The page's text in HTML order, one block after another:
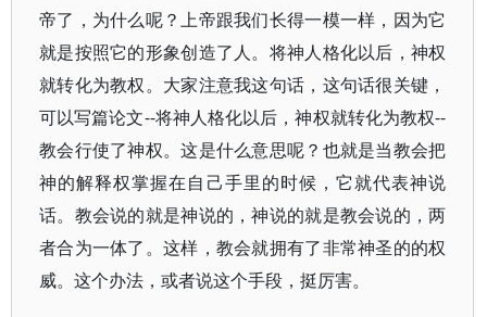
帝了，为什么呢？上帝跟我们长得一模一样，因为它
就是按照它的形象创造了人。将神人格化以后，神权
就转化为教权。大家注意我这句话，这句话很关键，
可以写篇论文--将神人格化以后，神权就转化为教权--
教会行使了神权。这是什么意思呢？也就是当教会把
神的解释权掌握在自己手里的时候，它就代表神说
话。教会说的就是神说的，神说的就是教会说的，两
者合为一体了。这样，教会就拥有了非常神圣的的权
威。这个办法，或者说这个手段，挺厉害。